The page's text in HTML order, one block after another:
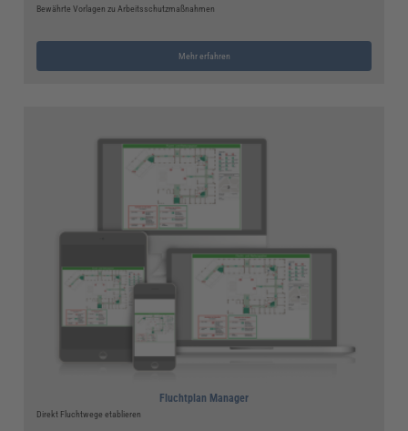
Bewährte Vorlagen zu Arbeitsschutzmaßnahmen
Mehr erfahren
Fluchtplan Manager
Direkt Fluchtwege etablieren